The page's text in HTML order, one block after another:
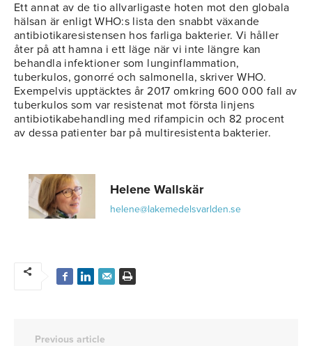
Ett annat av de tio allvarligaste hoten mot den globala
hälsan är enligt WHO:s lista den snabbt växande
antibiotikaresistensen hos farliga bakterier. Vi håller
åter på att hamna i ett läge när vi inte längre kan
behandla infektioner som lunginflammation,
tuberkulos, gonorré och salmonella, skriver WHO.
Exempelvis upptäcktes år 2017 omkring 600 000 fall av
tuberkulos som var resistenat mot första linjens
antibiotikabehandling med rifampicin och 82 procent
av dessa patienter bar på multiresistenta bakterier.
Helene Wallskär
helene@lakemedelsvarlden.se
Previous article